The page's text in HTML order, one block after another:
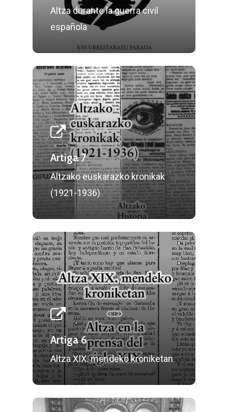
Altza durante la guerra civil
española
Artiga 7
Altzako euskarazko kronikak
(1921-1936)
Artiga 6
Altza XIX. mendeko kroniketan